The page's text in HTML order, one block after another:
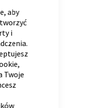
aby
i
Twoje
Dziecięce
Szafka RTV